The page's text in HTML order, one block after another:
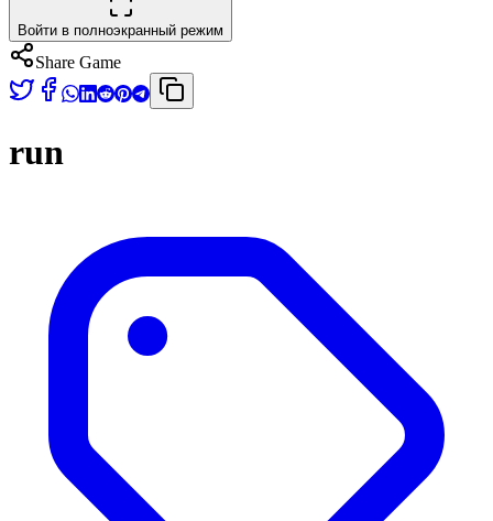
Войти в полноэкранный режим
Share Game
run